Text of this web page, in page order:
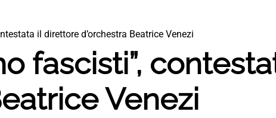
il direttore d’orchestra Beatrice Venezi
fascisti”,
Venezi